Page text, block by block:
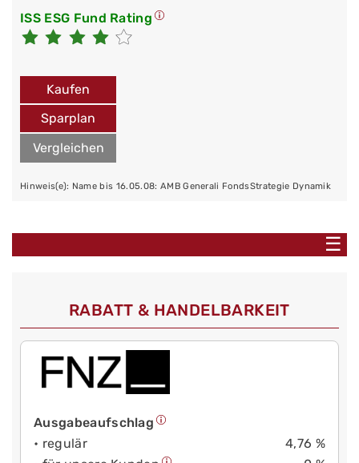
ISS ESG Fund Rating
Kaufen
Sparplan
Vergleichen
Hinweis(e): Name bis 16.05.08: AMB Generali FondsStrategie Dynamik
☰
RABATT & HANDELBARKEIT
Ausgabeaufschlag
• regulär
4,76 %